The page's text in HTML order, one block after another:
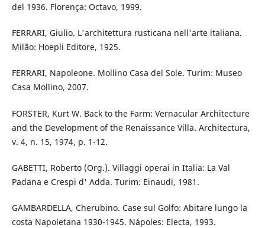
del 1936. Florença: Octavo, 1999.
FERRARI, Giulio. L'architettura rusticana nell'arte italiana.
Milão: Hoepli Editore, 1925.
FERRARI, Napoleone. Mollino Casa del Sole. Turim: Museo
Casa Mollino, 2007.
FORSTER, Kurt W. Back to the Farm: Vernacular Architecture
and the Development of the Renaissance Villa. Architectura,
v. 4, n. 15, 1974, p. 1-12.
GABETTI, Roberto (Org.). Villaggi operai in Italia: La Val
Padana e Crespi d' Adda. Turim: Einaudi, 1981.
GAMBARDELLA, Cherubino. Case sul Golfo: Abitare lungo la
costa Napoletana 1930-1945. Nápoles: Electa, 1993.